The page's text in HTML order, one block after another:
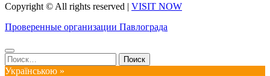
Copyright © All rights reserved | VISIT NOW
Проверенные организации Павлограда
Найти:
Українською »